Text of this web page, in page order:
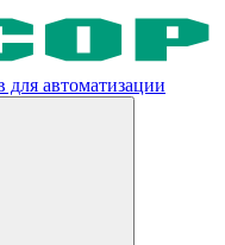
для автоматизации